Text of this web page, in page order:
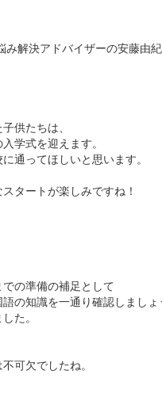
み解決アドバイザーの安藤由紀
供たちは、
学式を迎えます。
通ってほしいと思います。
タートが楽しみですね！
の準備の補足として
語の知識を一通り確認しましょ
た。
可欠でしたね。